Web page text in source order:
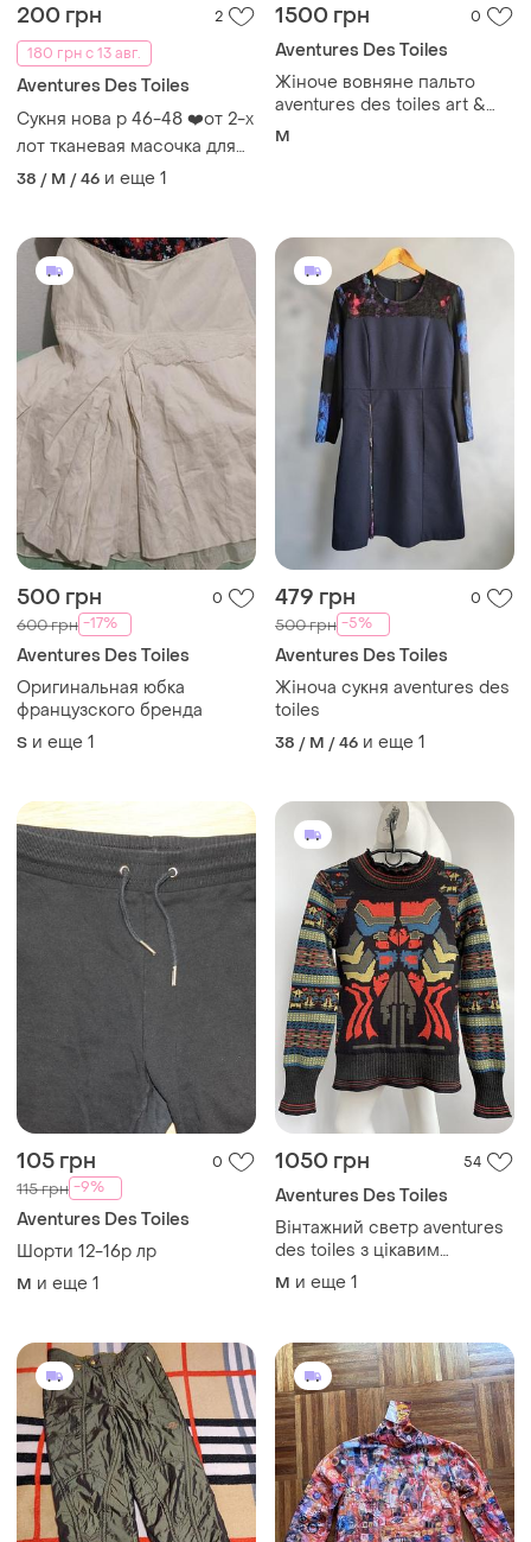
200 грн
2
180 грн с 13 авг.
Aventures Des Toiles
Сукня нова р 46-48 ❤️от 2-х
лот тканевая масочка для
лица в подарок
38 / M / 46 и еще 1
1500 грн 0
Aventures Des Toiles
Жіноче вовняне пальто
aventures des toiles art &
pret a porter франція
M
500 грн 0
600 грн -17%
Aventures Des Toiles
Оригинальная юбка
французского бренда
S и еще 1
479 грн 0
500 грн -5%
Aventures Des Toiles
Жіноча сукня aventures des
toiles
38 / M / 46 и еще 1
105 грн 0
115 грн -9%
Aventures Des Toiles
Шорти 12-16р лр
M и еще 1
1050 грн 54
Aventures Des Toiles
Вінтажний светр aventures
des toiles з цікавим
абстрактним принтом (
marithe francois girbaud )
M и еще 1